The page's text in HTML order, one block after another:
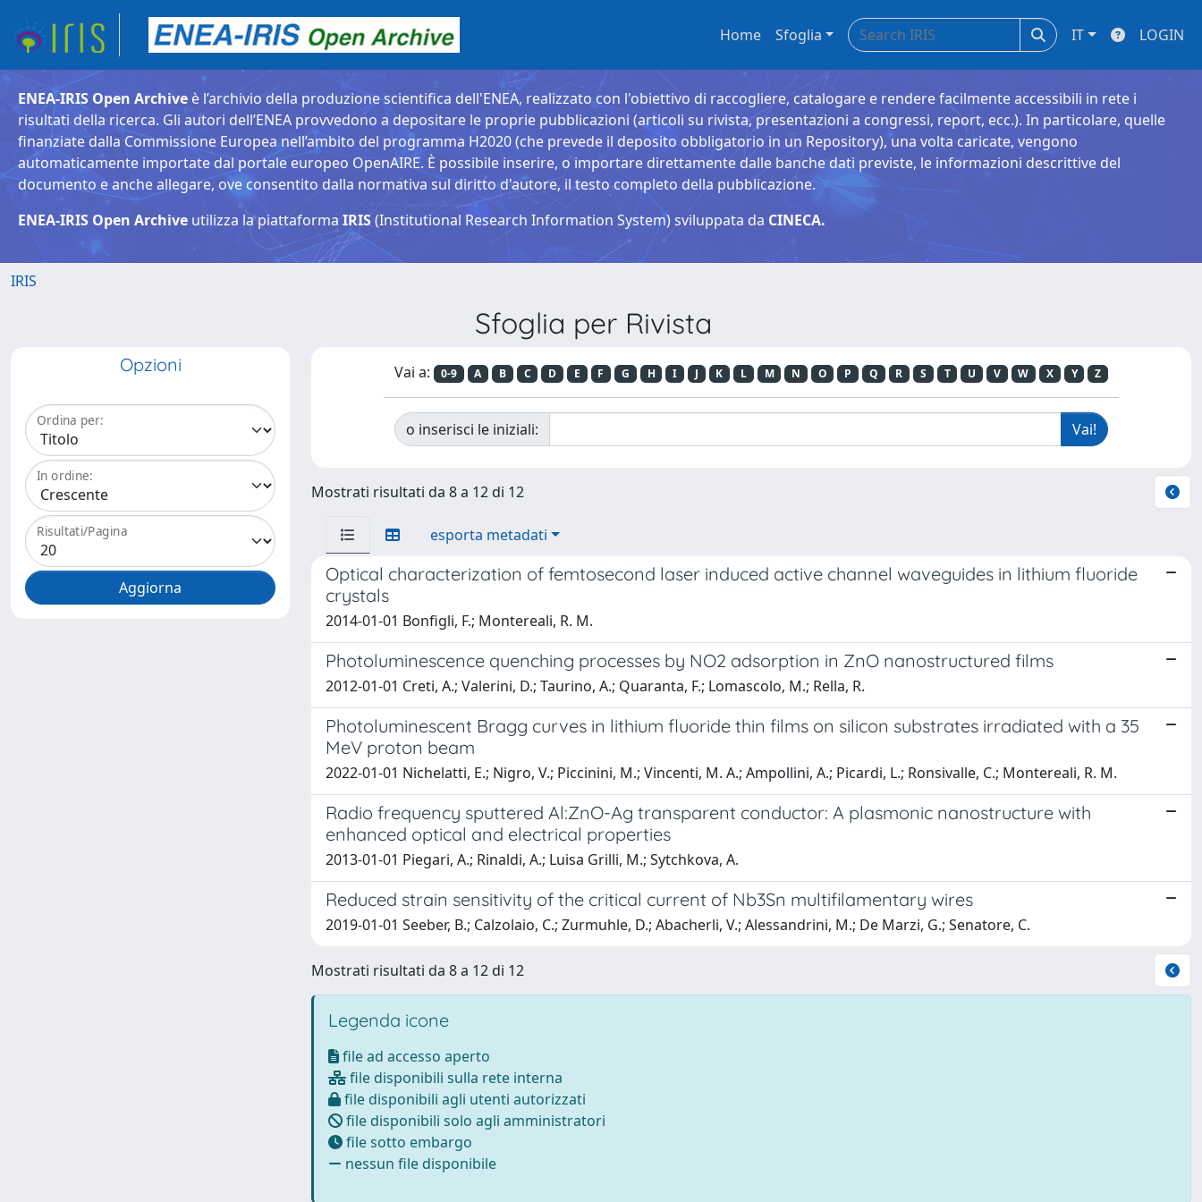
Home Sfoglia IT LOGIN
ENEA-IRIS Open Archive è l’archivio della produzione scientifica dell'ENEA, realizzato con l'obiettivo di raccogliere, catalogare e rendere facilmente accessibili in rete i
risultati della ricerca. Gli autori dell’ENEA provvedono a depositare le proprie pubblicazioni (articoli su rivista, presentazioni a congressi, report, ecc.). In particolare, quelle
finanziate dalla Commissione Europea nell’ambito del programma H2020 (che prevede il deposito obbligatorio in un Repository), una volta caricate, vengono
automaticamente importate dal portale europeo OpenAIRE. È possibile inserire, o importare direttamente dalle banche dati previste, le informazioni descrittive del
documento e anche allegare, ove consentito dalla normativa sul diritto d'autore, il testo completo della pubblicazione.
ENEA-IRIS Open Archive utilizza la piattaforma IRIS(Institutional Research Information System) sviluppata da CINECA.
IRIS
Sfoglia per Rivista
Opzioni
Ordina per:
In ordine:
Risultati/Pagina
Vai a: 0-9 A B C D E F G H I J K L M N O P Q R S T U V W X Y Z
o inserisci le iniziali:
Mostrati risultati da 8 a 12 di 12
esporta metadati
Optical characterization of femtosecond laser induced active channel waveguides in lithium fluoride
crystals
2014-01-01 Bonfigli, F.; Montereali, R. M.
Photoluminescence quenching processes by NO2 adsorption in ZnO nanostructured films
2012-01-01 Creti, A.; Valerini, D.; Taurino, A.; Quaranta, F.; Lomascolo, M.; Rella, R.
Photoluminescent Bragg curves in lithium fluoride thin films on silicon substrates irradiated with a 35
MeV proton beam
2022-01-01 Nichelatti, E.; Nigro, V.; Piccinini, M.; Vincenti, M. A.; Ampollini, A.; Picardi, L.; Ronsivalle, C.; Montereali, R. M.
Radio frequency sputtered Al:ZnO-Ag transparent conductor: A plasmonic nanostructure with
enhanced optical and electrical properties
2013-01-01 Piegari, A.; Rinaldi, A.; Luisa Grilli, M.; Sytchkova, A.
Reduced strain sensitivity of the critical current of Nb3Sn multifilamentary wires
2019-01-01 Seeber, B.; Calzolaio, C.; Zurmuhle, D.; Abacherli, V.; Alessandrini, M.; De Marzi, G.; Senatore, C.
Mostrati risultati da 8 a 12 di 12
Legenda icone
file ad accesso aperto
file disponibili sulla rete interna
file disponibili agli utenti autorizzati
file disponibili solo agli amministratori
file sotto embargo
nessun file disponibile